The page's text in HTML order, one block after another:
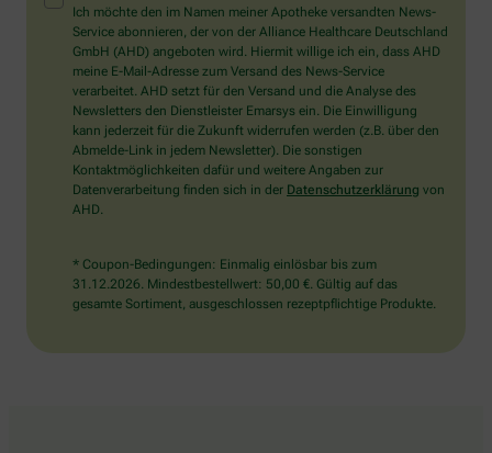
Mensch?
Dann
wählen
Sie
bitte
den
Baum.
Ich möchte den im Namen meiner Apotheke versandten News-
Service abonnieren, der von der Alliance Healthcare Deutschland
GmbH (AHD) angeboten wird. Hiermit willige ich ein, dass AHD
meine E-Mail-Adresse zum Versand des News-Service
verarbeitet. AHD setzt für den Versand und die Analyse des
Newsletters den Dienstleister Emarsys ein. Die Einwilligung
kann jederzeit für die Zukunft widerrufen werden (z.B. über den
Abmelde-Link in jedem Newsletter). Die sonstigen
Kontaktmöglichkeiten dafür und weitere Angaben zur
Datenverarbeitung finden sich in der Datenschutzerklärung von
AHD.
* Coupon-Bedingungen: Einmalig einlösbar bis zum
31.12.2026. Mindestbestellwert: 50,00 €. Gültig auf das
gesamte Sortiment, ausgeschlossen rezeptpflichtige Produkte.